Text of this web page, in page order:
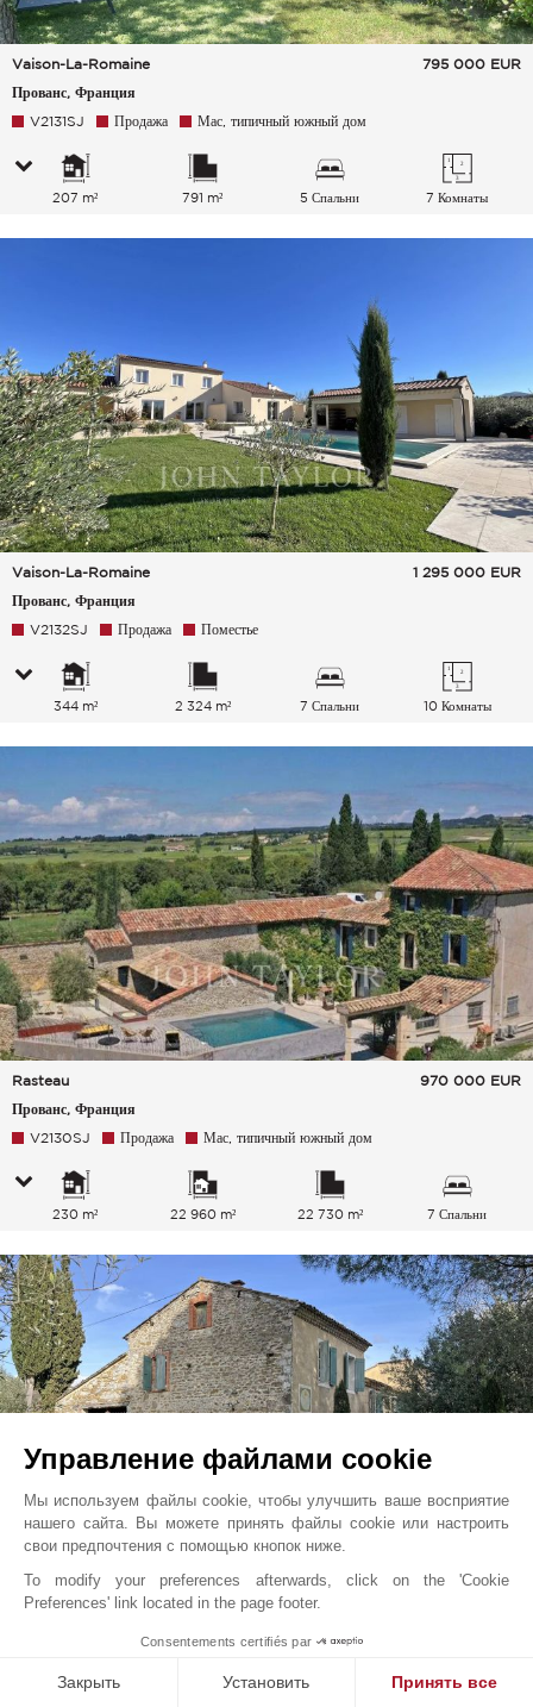
Vaison-La-Romaine
Прованс, Франция
795 000 EUR
V2131SJ Продажа Мас, типичный южный дом
207 m² 791 m² 5 Спальни 7 Комнаты
Vaison-La-Romaine
Прованс, Франция
1 295 000 EUR
V2132SJ Продажа Поместье
344 m² 2 324 m² 7 Спальни 10 Комнаты
Rasteau
Прованс, Франция
970 000 EUR
V2130SJ Продажа Мас, типичный южный дом
230 m² 22 960 m² 22 730 m² 7 Спальни
Villedieu
1 050 000 EUR
Продажа Мас, типичный южный дом
Управление файлами cookie
Мы используем файлы cookie, чтобы улучшить ваше восприятие
нашего сайта. Вы можете принять файлы cookie или настроить
свои предпочтения с помощью кнопок ниже.
To modify your preferences afterwards, click on the 'Cookie
Preferences' link located in the page footer.
Consentements certifiés par
Закрыть Установить Принять все